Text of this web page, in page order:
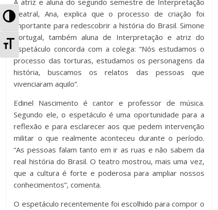
A
t
A
A atriz e aluna do segundo semestre de Interpretação
Teatral, Ana, explica que o processo de criação foi
importante para redescobrir a história do Brasil. Simone
Portugal, também aluna de Interpretação e atriz do
espetáculo concorda com a colega: “Nós estudamos o
processo das torturas, estudamos os personagens da
história, buscamos os relatos das pessoas que
vivenciaram aquilo”.
Edinel Nascimento é cantor e professor de música.
Segundo ele, o espetáculo é uma oportunidade para a
reflexão e para esclarecer aos que pedem intervenção
militar o que realmente aconteceu durante o período.
“As pessoas falam tanto em ir as ruas e não sabem da
real história do Brasil. O teatro mostrou, mais uma vez,
que a cultura é forte e poderosa para ampliar nossos
conhecimentos”, comenta.
O espetáculo recentemente foi escolhido para compor o